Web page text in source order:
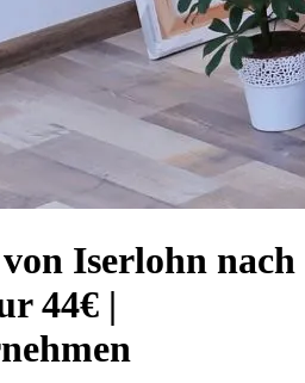
Iserlohn nach
44€ |